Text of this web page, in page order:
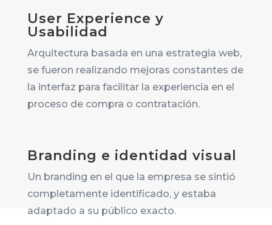
User Experience y
Usabilidad
Arquitectura basada en una estrategia web,
se fueron realizando mejoras constantes de
la interfaz para facilitar la experiencia en el
proceso de compra o contratación.
Branding e identidad visual
Un branding en el que la empresa se sintió
completamente identificado, y estaba
adaptado a su público exacto.